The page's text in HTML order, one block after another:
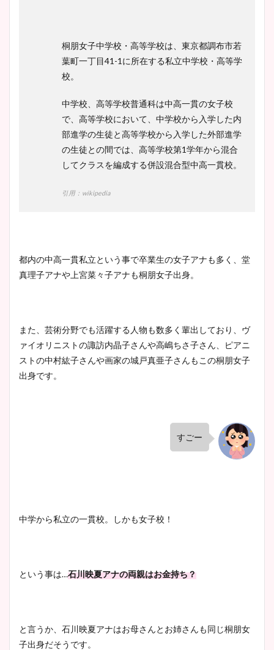
桐朋女子中学校・高等学校は、東京都調布市若
葉町一丁目41-1に所在する私立中学校・高等学
校。
中学校、高等学校普通科は中高一貫の女子校
で、高等学校において、中学校から入学した内
部進学の生徒と高等学校から入学した外部進学
の生徒との間では、高等学校第1学年から混合
してクラスを編成する併設混合型中高一貫校。
引用：wikipedia
都内の中高一貫私立という事で卒業生の女子アナも多く、堂
真理子アナや上宮菜々子アナも桐朋女子出身。
また、芸術分野でも活躍する人物も数多く輩出しており、ヴ
ァイオリニストの諏訪内晶子さんや高嶋ちさ子さん、ピアニ
ストの中村紘子さんや画家の城戸真亜子さんもこの桐朋女子
出身です。
すごー
中学から私立の一貫校。しかも女子校！
という事は…石川映夏アナの両親はお金持ち？
と言うか、石川映夏アナはお母さんとお姉さんも同じ桐朋女
子出身だそうです。